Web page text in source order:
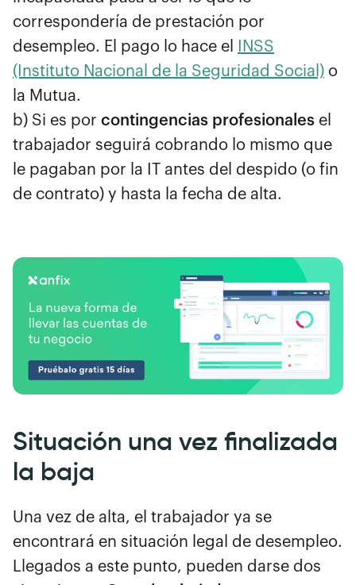
correspondería de prestación por
desempleo. El pago lo hace el
INSS
(Instituto Nacional de la Seguridad Social) o
la Mutua.
b) Si es por contingencias profesionales el
trabajador seguirá cobrando lo mismo que
le pagaban por la IT antes del despido (o fin
de contrato) y hasta la fecha de alta.
Situación una vez finalizada
la baja
Una vez de alta, el trabajador ya se
encontrará en situación legal de desempleo.
Llegados a este punto, pueden darse dos